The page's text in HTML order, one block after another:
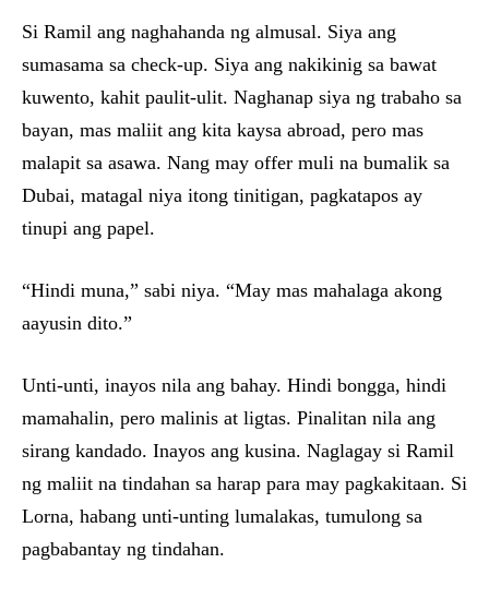
Si Ramil ang naghahanda ng almusal. Siya ang
sumasama sa check-up. Siya ang nakikinig sa bawat
kuwento, kahit paulit-ulit. Naghanap siya ng trabaho sa
bayan, mas maliit ang kita kaysa abroad, pero mas
malapit sa asawa. Nang may offer muli na bumalik sa
Dubai, matagal niya itong tinitigan, pagkatapos ay
tinupi ang papel.
“Hindi muna,” sabi niya. “May mas mahalaga akong
aayusin dito.”
Unti-unti, inayos nila ang bahay. Hindi bongga, hindi
mamahalin, pero malinis at ligtas. Pinalitan nila ang
sirang kandado. Inayos ang kusina. Naglagay si Ramil
ng maliit na tindahan sa harap para may pagkakitaan. Si
Lorna, habang unti-unting lumalakas, tumulong sa
pagbabantay ng tindahan.